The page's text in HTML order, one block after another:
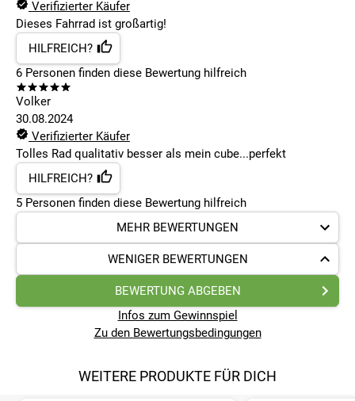
Verifizierter Käufer
Dieses Fahrrad ist großartig!
HILFREICH?
6 Personen finden diese Bewertung hilfreich
Volker
30.08.2024
Verifizierter Käufer
Tolles Rad qualitativ besser als mein cube...perfekt
HILFREICH?
5 Personen finden diese Bewertung hilfreich
MEHR BEWERTUNGEN
WENIGER BEWERTUNGEN
BEWERTUNG ABGEBEN
Infos zum Gewinnspiel
Zu den Bewertungsbedingungen
WEITERE PRODUKTE FÜR DICH